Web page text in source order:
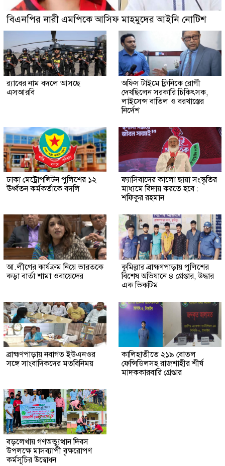
বিএনপির নারী এমপিকে আসিফ মাহমুদের আইনি নোটিশ
র‍্যাবের নাম বদলে আসছে
এসআরবি
অফিস টাইমে ক্লিনিকে রোগী
দেখছিলেন সরকারি চিকিৎসক,
লাইসেন্স বাতিল ও বরখাস্তের
নির্দেশ
ঢাকা মেট্রোপলিটন পুলিশের ১২
ঊর্ধ্বতন কর্মকর্তাকে বদলি
ফ্যাসিবাদের কালো ছায়া সংস্কৃতির
মাধ্যমে বিদায় করতে হবে :
শফিকুর রহমান
আ.লীগের কার্যক্রম নিয়ে ভারতকে
কড়া বার্তা শামা ওবায়েদের
কুমিল্লার ব্রাহ্মণপাড়ায় পুলিশের
বিশেষ অভিযানে ৪ গ্রেপ্তার, উদ্ধার
এক ভিকটিম
ব্রাহ্মণপাড়ায় নবাগত ইউএনওর
সঙ্গে সাংবাদিকদের মতবিনিময়
কালিহাতীতে ২১৯ বোতল
ফেন্সিডিলসহ রাজশাহীর শীর্ষ
মাদককারবারি গ্রেপ্তার
বড়লেখায় গণঅভ্যুত্থান দিবস
উপলক্ষে মাসব্যাপী বৃক্ষরোপণ
কর্মসূচির উদ্বোধন